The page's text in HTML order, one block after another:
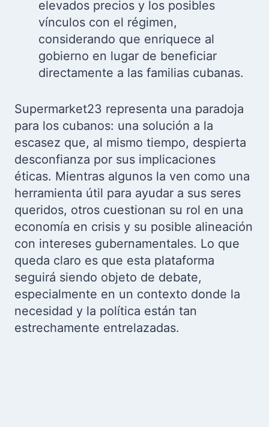
elevados precios y los posibles
vínculos con el régimen,
considerando que enriquece al
gobierno en lugar de beneficiar
directamente a las familias cubanas.
Supermarket23 representa una paradoja
para los cubanos: una solución a la
escasez que, al mismo tiempo, despierta
desconfianza por sus implicaciones
éticas. Mientras algunos la ven como una
herramienta útil para ayudar a sus seres
queridos, otros cuestionan su rol en una
economía en crisis y su posible alineación
con intereses gubernamentales. Lo que
queda claro es que esta plataforma
seguirá siendo objeto de debate,
especialmente en un contexto donde la
necesidad y la política están tan
estrechamente entrelazadas.